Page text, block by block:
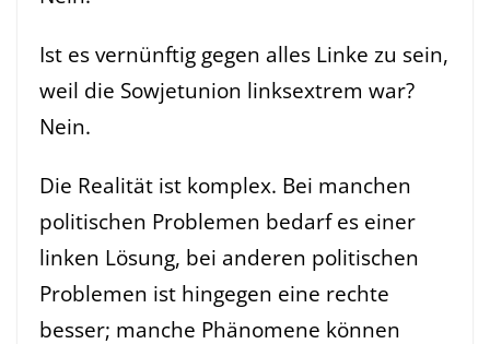
Ist es vernünftig gegen alles Linke zu sein,
weil die Sowjetunion linksextrem war?
Nein.
Die Realität ist komplex. Bei manchen
politischen Problemen bedarf es einer
linken Lösung, bei anderen politischen
Problemen ist hingegen eine rechte
besser; manche Phänomene können